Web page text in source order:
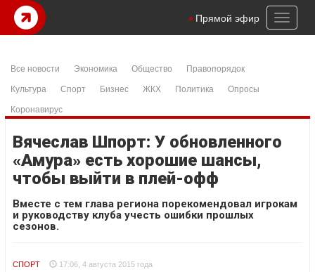
Toggle
Прямой эфир
Все новости Экономика Общество
Правопорядок
Культура
Спорт Бизнес ЖКХ Политика
Опросы
Коронавирус
Вячеслав Шпорт: У обновленного
«Амура» есть хорошие шансы,
чтобы выйти в плей-офф
Вместе с тем глава региона порекомендовал игрокам
и руководству клуба учесть ошибки прошлых
сезонов.
СПОРТ 17:06, 4 августа 2015 года